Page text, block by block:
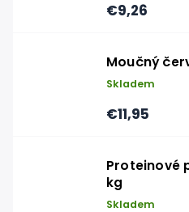
€9,26
Moučný
Skladem
€11,95
Proteinové
kg
Skladem